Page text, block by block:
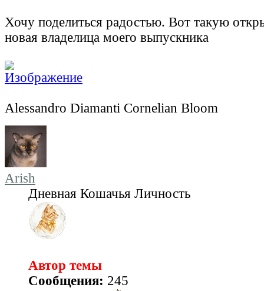
Хочу поделиться радостью. Вот такую
новая владелица моего выпускника
Alessandro Diamanti Cornelian Bloom
Arish
Дневная Кошачья Личность
Автор темы
Сообщения: 245